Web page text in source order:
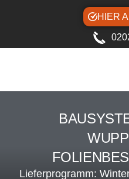
HIER
Lieferprogramm: